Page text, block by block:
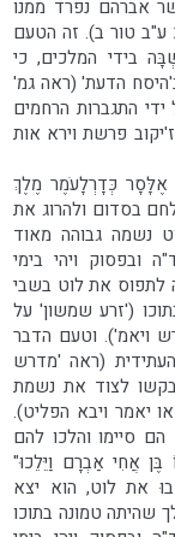
אברהם נפרד ממנו
ע"ב טור ב). זה הטעם
בידי המלכים, כי
הדעת' (ראה גמ'
התגברות הרחמים
פרשת וירא אות
אֶלָּסָר כְּדָרְלָעֹמֶר מֶלֶךְ
בסדום ולהרוג את
נשמה גבוהה מאוד
ויהי בימי
לתפוס את לוט בשבי
('זרע שמשון' על
ויאמ'). וטעם הדבר
(ראה 'מדרש
לצוד את נשמת
יאמר ויבא הפליט).
סיימו והלכו להם
אֲחִי אַבְרָם וַיֵּלֵכוּ"
את לוט, הוא יצא
שהיתה טמונה בתוכו